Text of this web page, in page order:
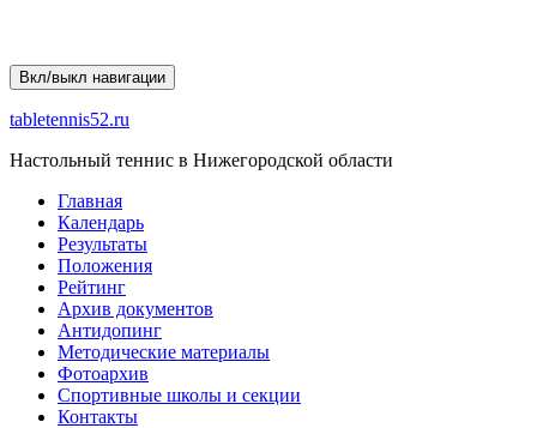
Вкл/выкл навигации
tabletennis52.ru
Настольный теннис в Нижегородской области
Главная
Календарь
Результаты
Положения
Рейтинг
Архив документов
Антидопинг
Методические материалы
Фотоархив
Спортивные школы и секции
Контакты